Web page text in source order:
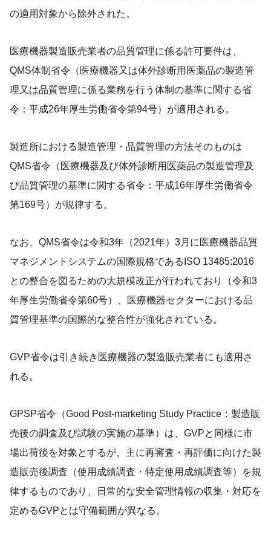
の適用対象から除外された。
医療機器製造販売業者の品質管理に係る許可要件は、
QMS体制省令（医療機器又は体外診断用医薬品の製造管
理又は品質管理に係る業務を行う体制の基準に関する省
令：平成26年厚生労働省令第94号）が適用される。
製造所における製造管理・品質管理の方法そのものは
QMS省令（医療機器及び体外診断用医薬品の製造管理及
び品質管理の基準に関する省令：平成16年厚生労働省令
第169号）が規律する。
なお、QMS省令は令和3年（2021年）3月に医療機器品質
マネジメントシステムの国際規格であるISO 13485:2016
との整合を図るための大規模改正が行われており（令和3
年厚生労働省令第60号）、医療機器セクターにおける品
質管理基準の国際的な整合性が強化されている。
GVP省令は引き続き医療機器の製造販売業者にも適用さ
れる。
GPSP省令（Good Post-marketing Study Practice：製造販
売後の調査及び試験の実施の基準）は、GVPと同様に市
場出荷後を対象とするが、主に再審査・再評価に向けた製
造販売後調査（使用成績調査・特定使用成績調査等）を規
律するものであり、日常的な安全管理情報の収集・対応を
定めるGVPとは守備範囲が異なる。